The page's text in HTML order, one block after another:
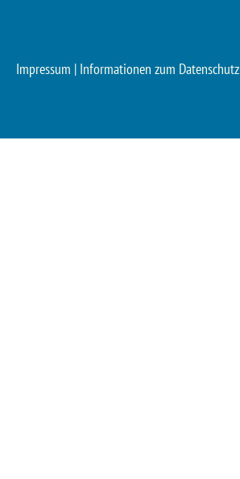
Impressum | Informationen zum Datenschutz